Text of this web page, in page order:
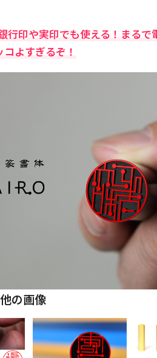
行印や実印でも使える！まる
よすぎるぞ！
の画像